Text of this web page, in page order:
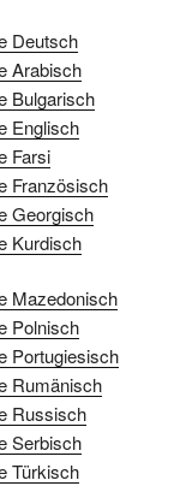
Deutsch
Arabisch
Bulgarisch
Englisch
Farsi
Französisch
Georgisch
Kurdisch
Mazedonisch
Polnisch
Portugiesisch
Rumänisch
Russisch
Serbisch
Türkisch